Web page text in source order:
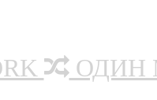
ОДИН